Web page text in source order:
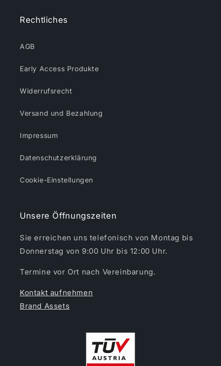
Rechtliches
AGB
Early Access Produkte
Widerrufsrecht
Versand und Bezahlung
Impressum
Datenschutzerklärung
Cookie-Einstellungen
Unsere Öffnungszeiten
Sie erreichen uns telefonisch von Montag bis
Donnerstag von 9:00 Uhr bis 12:00 Uhr.
Termine vor Ort nach Vereinbarung.
Kontakt aufnehmen
Brand Assets